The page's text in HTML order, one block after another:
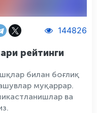
144826
рейтинги
билан боғлиқ
муқаррар.
ва